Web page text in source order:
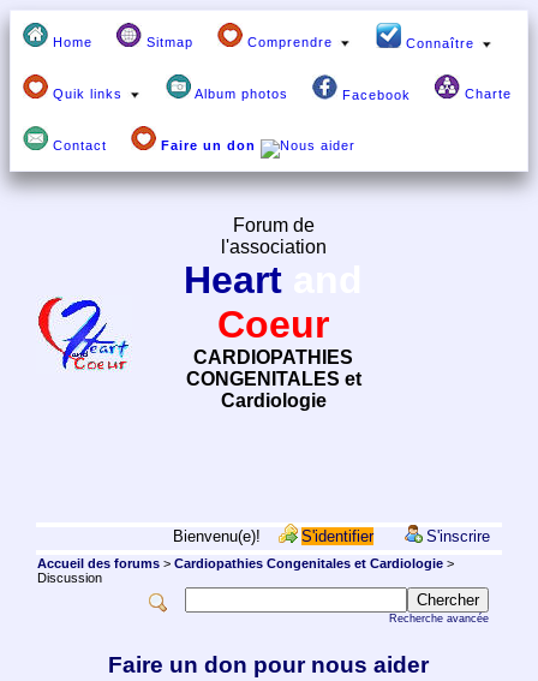
Home Sitmap Comprendre Connaître
Quik links Album photos Facebook Charte
Contact Faire un don
Forum de
l'association
Heart
Coeur
CARDIOPATHIES
CONGENITALES et
Cardiologie
Bienvenu(e)! S'identifier S'inscrire
Accueil des forums> Cardiopathies Congenitales et Cardiologie>
Discussion
Recherche avancée
Faire un don pour nous aider